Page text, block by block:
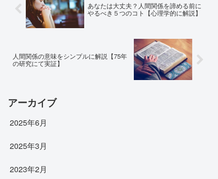
あなたは大丈夫？人間関係を諦める前に
やるべき５つのコト【心理学的に解説】
人間関係の意味をシンプルに解説【75年
の研究にて実証】
アーカイブ
2025年6月
2025年3月
2023年2月